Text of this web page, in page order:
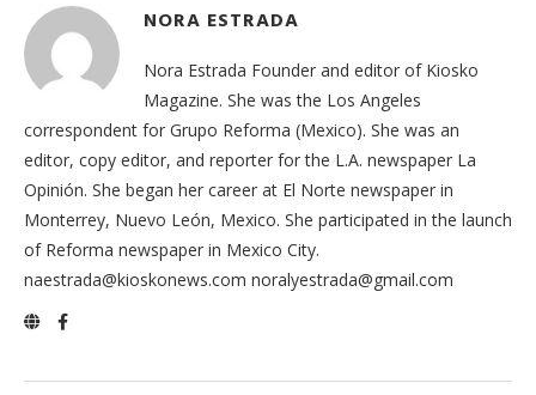
NORA ESTRADA
Nora Estrada Founder and editor of Kiosko
Magazine. She was the Los Angeles
correspondent for Grupo Reforma (Mexico). She was an
editor, copy editor, and reporter for the L.A. newspaper La
Opinión. She began her career at El Norte newspaper in
Monterrey, Nuevo León, Mexico. She participated in the launch
of Reforma newspaper in Mexico City.
naestrada@kioskonews.com noralyestrada@gmail.com